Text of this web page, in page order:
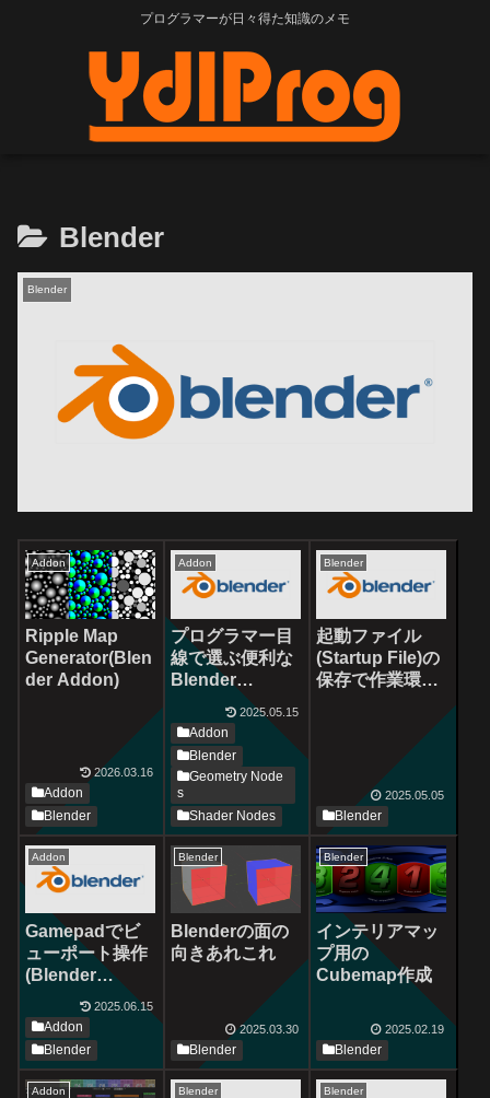
プログラマーが日々得た知識のメモ
Blender
Blender
Addon
Ripple Map
Generator(Blen
der Addon)
2026.03.16
Addon
Blender
Addon
プログラマー目
線で選ぶ便利な
Blender
2025.05.15
Addon
Blender
Geometry Node
s
Shader Nodes
Blender
起動ファイル
(Startup File)の
保存で作業環境
2025.05.05
Blender
Addon
Gamepadでビ
ューポート操作
(Blender
Addon)
2025.06.15
Addon
Blender
Blender
Blenderの面の
向きあれこれ
2025.03.30
Blender
Blender
インテリアマッ
プ用の
Cubemap作成
2025.02.19
Blender
Addon Blender Blender